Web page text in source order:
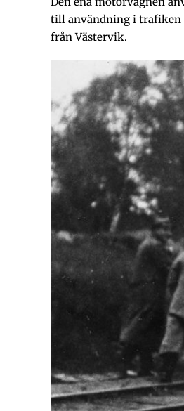
till användning i trafiken
från Västervik.